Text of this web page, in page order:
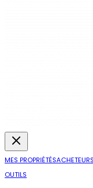
MES PROPRIÉTÉSACHETEURS
OUTILS